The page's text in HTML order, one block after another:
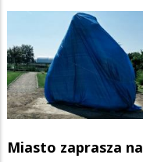
Miasto zaprasza na